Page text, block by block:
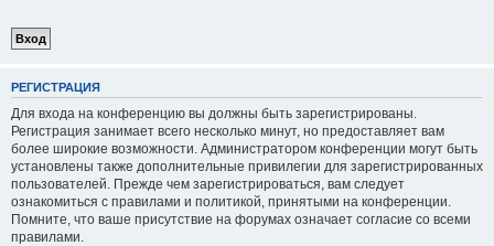
РЕГИСТРАЦИЯ
Для входа на конференцию вы должны быть зарегистрированы.
Регистрация занимает всего несколько минут, но предоставляет вам
более широкие возможности. Администратором конференции могут быть
установлены также дополнительные привилегии для зарегистрированных
пользователей. Прежде чем зарегистрироваться, вам следует
ознакомиться с правилами и политикой, принятыми на конференции.
Помните, что ваше присутствие на форумах означает согласие со всеми
правилами.